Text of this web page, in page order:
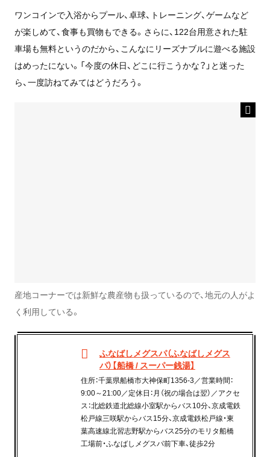
ワンコインで入浴からプール、卓球、トレーニング、ゲームなど
が楽しめて、食事も買物もできる。さらに、122台用意された駐
車場も無料というのだから、こんなにリーズナブルに遊べる施設
はめったにない。「今度の休日、どこに行こうかな？」と迷った
ら、一度訪ねてみてはどうだろう。
産地コーナーでは新鮮な農産物も扱っているので、地元の人がよ
く利用している。
ふなばしメグスパ（ふなばしメグス
パ）【船橋 / スーパー銭湯】
住所：千葉県船橋市大神保町1356-3／営業時間：
9:00～21:00／定休日：月（祝の場合は翌）／アクセ
ス：北総鉄道北総線小室駅からバス10分、京成電鉄
松戸線三咲駅からバス15分、京成電鉄松戸線・東
葉高速線北習志野駅からバス25分のモリタ船橋
工場前・ふなばしメグスパ前下車、徒歩2分